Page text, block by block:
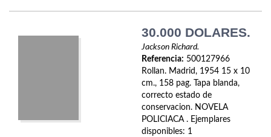
30.000 DOLARES.
Jackson Richard.
Referencia: 500127966
Rollan. Madrid, 1954 15 x 10
cm., 158 pag. Tapa blanda,
correcto estado de
conservacion. NOVELA
POLICIACA . Ejemplares
disponibles: 1